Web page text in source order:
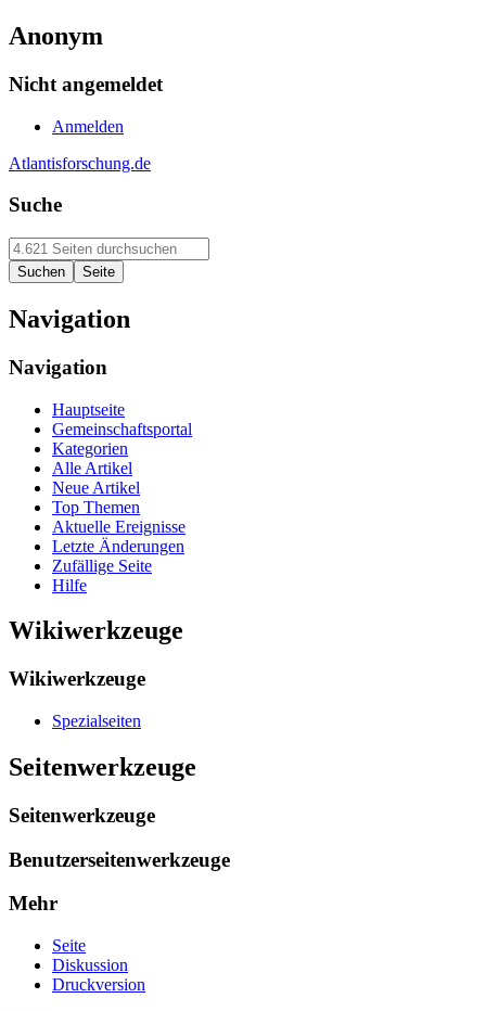
Anonym
Nicht angemeldet
Anmelden
Atlantisforschung.de
Suche
Navigation
Navigation
Hauptseite
Gemeinschaftsportal
Kategorien
Alle Artikel
Neue Artikel
Top Themen
Aktuelle Ereignisse
Letzte Änderungen
Zufällige Seite
Hilfe
Wikiwerkzeuge
Wikiwerkzeuge
Spezialseiten
Seitenwerkzeuge
Seitenwerkzeuge
Benutzerseitenwerkzeuge
Mehr
Seite
Diskussion
Druckversion